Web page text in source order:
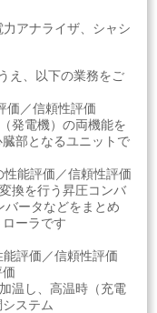
アナライザ、シャシ
え、以下の業務をご
価／信頼性評価
発電機）の両機能を
部となるユニットで
性能評価／信頼性評価
換を行う昇圧コンバ
バータなどをまとめ
ーラです
能評価／信頼性評価
温し、高温時（充電
ステム